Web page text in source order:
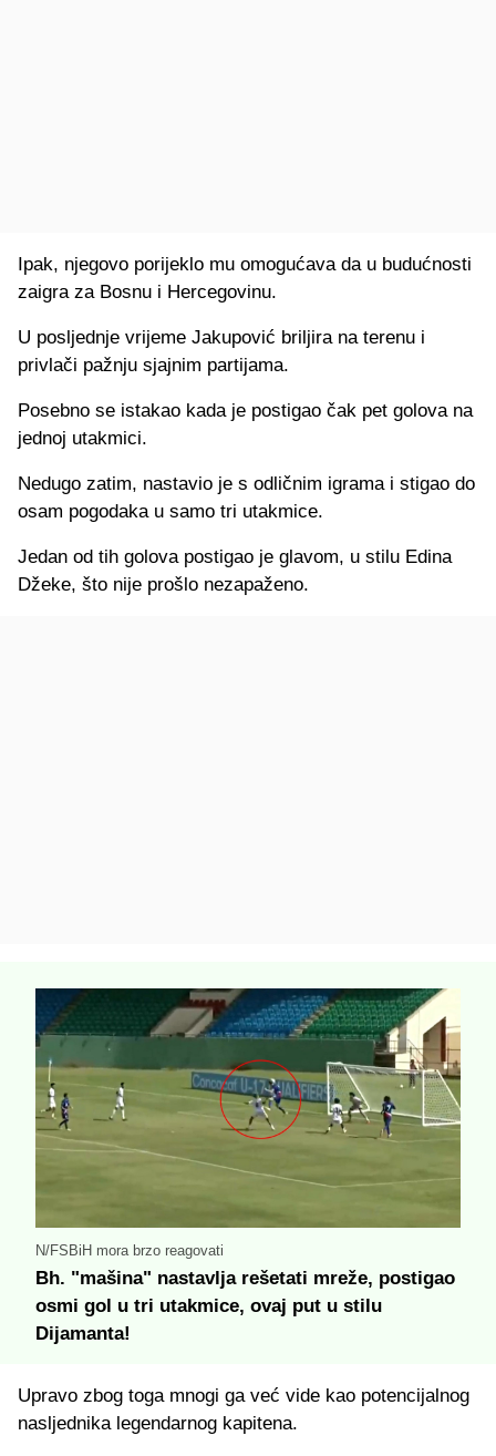
Ipak, njegovo porijeklo mu omogućava da u budućnosti
zaigra za Bosnu i Hercegovinu.
U posljednje vrijeme Jakupović briljira na terenu i
privlači pažnju sjajnim partijama.
Posebno se istakao kada je postigao čak pet golova na
jednoj utakmici.
Nedugo zatim, nastavio je s odličnim igrama i stigao do
osam pogodaka u samo tri utakmice.
Jedan od tih golova postigao je glavom, u stilu Edina
Džeke, što nije prošlo nezapaženo.
N/FSBiH mora brzo reagovati
Bh. "mašina" nastavlja rešetati mreže, postigao
osmi gol u tri utakmice, ovaj put u stilu
Dijamanta!
Upravo zbog toga mnogi ga već vide kao potencijalnog
nasljednika legendarnog kapitena.